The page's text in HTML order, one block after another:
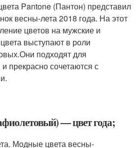
Pantone (Пантон) представил
весны-лета 2018 года. На этот
цветов на мужские и
выступают в роли
подходят для
прекрасно сочетаются с
— цвет года;